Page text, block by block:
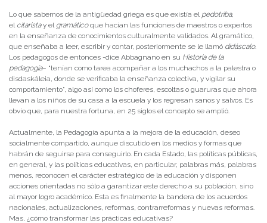
Lo que sabemos de la antigüedad griega es que existía el pedotriba,
el citaristay el gramáticoque hacían las funciones de maestros o expertos
en la enseñanza de conocimientos culturalmente validados. Al gramático,
que enseñaba a leer, escribir y contar, posteriormente se le llamó didáscalo.
Los pedagogos de entonces -dice Abbagnano en su Historia de la
pedagogía– “tenían como tarea acompañar a los muchachos a la palestra o
disdaskáleia, donde se verificaba la enseñanza colectiva, y vigilar su
comportamiento”, algo así como los choferes, escoltas o guaruras que ahora
llevan a los niños de su casa a la escuela y los regresan sanos y salvos. Es
obvio que, para nuestra fortuna, en 25 siglos el concepto se amplió.
Actualmente, la Pedagogía apunta a la mejora de la educación, deseo
socialmente compartido, aunque discutido en los medios y formas que
habrán de seguirse para conseguirlo. En cada Estado, las políticas públicas,
en general, y las políticas educativas, en particular, palabras más, palabras
menos, reconocen el carácter estratégico de la educación y disponen
acciones orientadas no sólo a garantizar este derecho a su población, sino
al mayor logro académico. Esta es finalmente la bandera de los acuerdos
nacionales, actualizaciones, reformas, contrarreformas y nuevas reformas.
Mas, ¿cómo transformar las prácticas educativas?